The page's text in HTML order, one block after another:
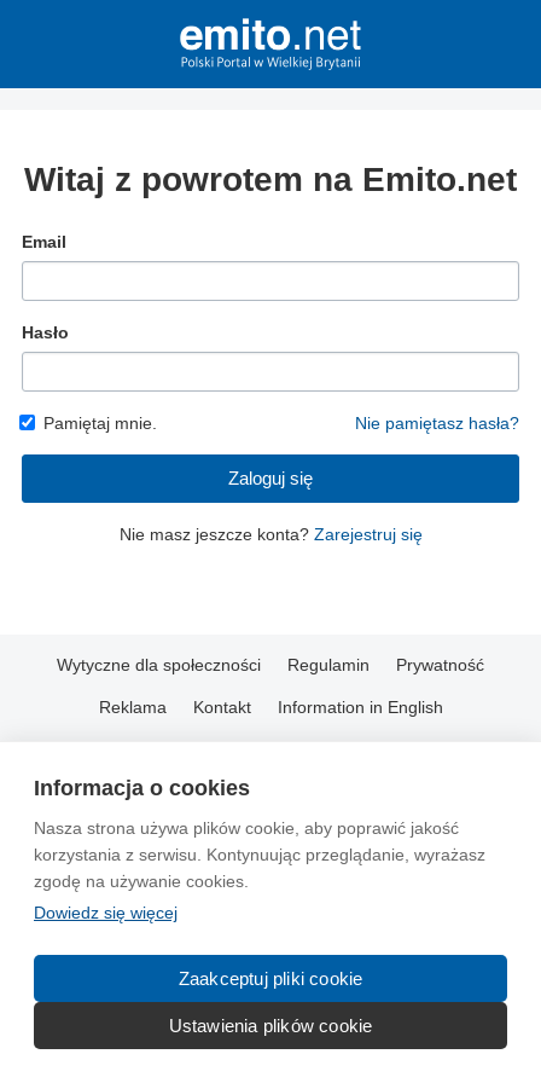
Informacja o cookies
Nasza strona używa plików cookie, aby poprawić jakość
korzystania z serwisu. Kontynuując przeglądanie, wyrażasz
zgodę na używanie cookies.
Dowiedz się więcej
Zaakceptuj pliki cookie
Ustawienia plików cookie
Witaj z powrotem na Emito.net
Email
Hasło
Pamiętaj mnie. Nie pamiętasz hasła?
Zaloguj się
Nie masz jeszcze konta? Zarejestruj się
Wytyczne dla społeczności Regulamin Prywatność
Reklama Kontakt Information in English